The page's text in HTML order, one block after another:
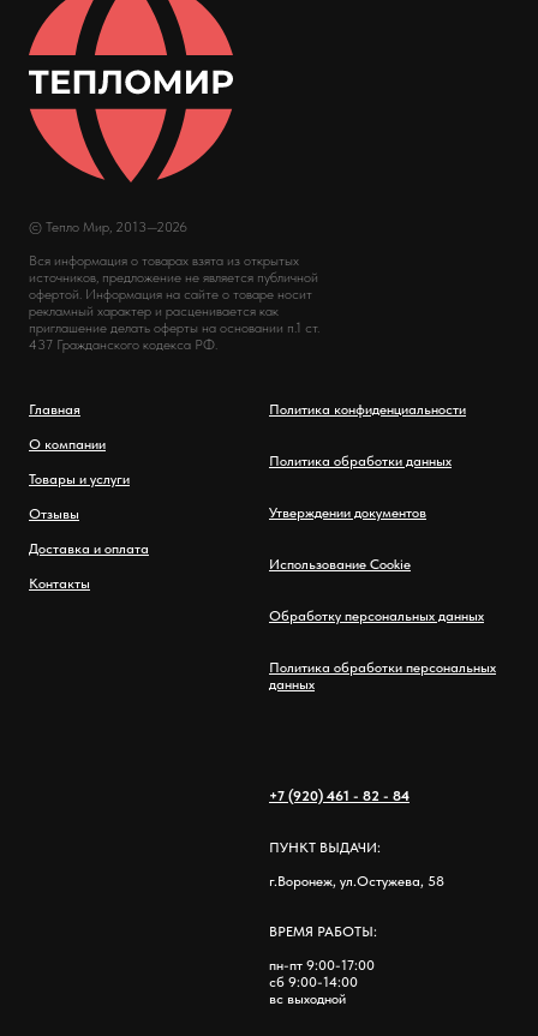
© Тепло Мир, 2013—2026
Вся информация о товарах взята из открытых
источников, предложение не является публичной
офертой. Информация на сайте о товаре носит
рекламный характер и расценивается как
приглашение делать оферты на основании п.1 ст.
437 Гражданского кодекса РФ.
Главная
О компании
Товары и услуги
Отзывы
Доставка и оплата
Контакты
Политика конфиденциальности
Политика обработки данных
Утверждении документов
Использование Cookie
Обработку персональных данных
Политика обработки персональных
данных
+7 (920) 461 - 82 - 84
ПУНКТ ВЫДАЧИ:
г.Воронеж, ул.Остужева, 58
ВРЕМЯ РАБОТЫ:
пн-пт 9:00-17:00
сб 9:00-14:00
вс выходной